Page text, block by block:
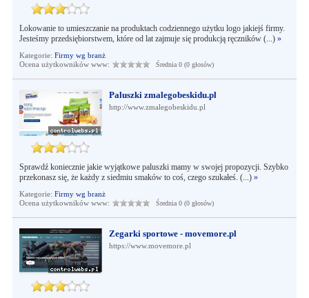
Lokowanie to umieszczanie na produktach codziennego użytku logo jakiejś firmy.
Jesteśmy przedsiębiorstwem, które od lat zajmuje się produkcją ręczników (...) »
Kategorie: Firmy wg branż
Ocena użytkowników www:
Średnia 0 (0 głosów)
Paluszki zmalegobeskidu.pl
http://www.zmalegobeskidu.pl
Sprawdź koniecznie jakie wyjątkowe paluszki mamy w swojej propozycji. Szybko
przekonasz się, że każdy z siedmiu smaków to coś, czego szukałeś. (...) »
Kategorie: Firmy wg branż
Ocena użytkowników www:
Średnia 0 (0 głosów)
Zegarki sportowe - movemore.pl
https://www.movemore.pl